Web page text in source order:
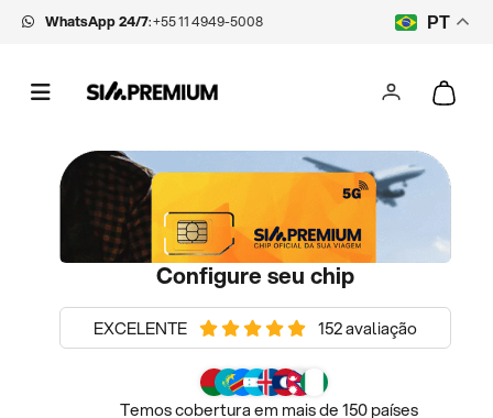
WhatsApp 24/7:+55 11 4949-5008 PT
Configure seu chip
EXCELENTE 152 avaliação
Temos cobertura em mais de 150 países